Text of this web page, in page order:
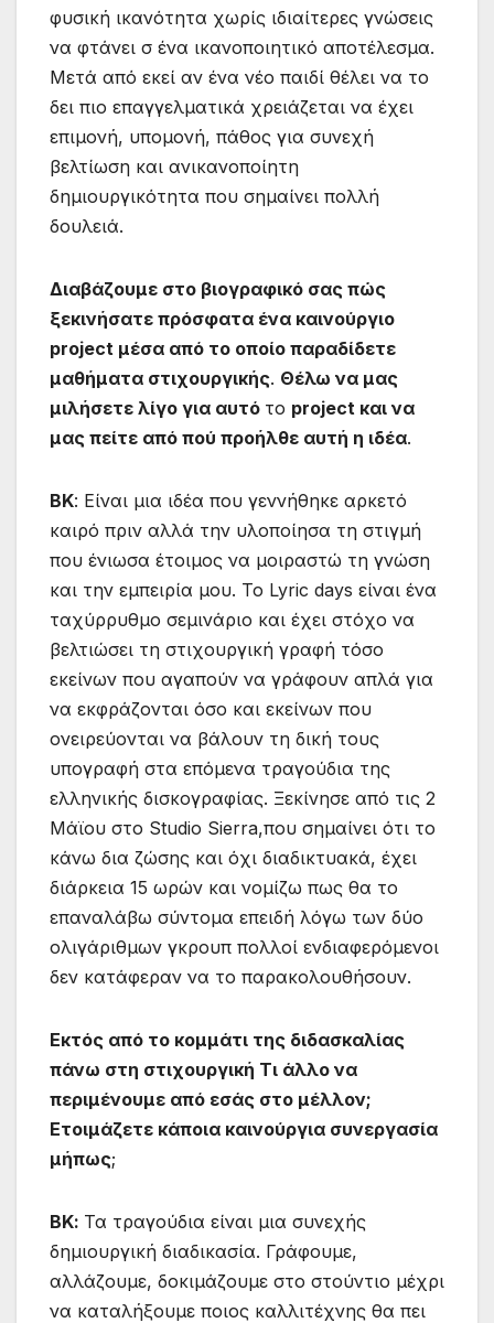
φυσική ικανότητα χωρίς ιδιαίτερες γνώσεις
να φτάνει σ ένα ικανοποιητικό αποτέλεσμα.
Μετά από εκεί αν ένα νέο παιδί θέλει να το
δει πιο επαγγελματικά χρειάζεται να έχει
επιμονή, υπομονή, πάθος για συνεχή
βελτίωση και ανικανοποίητη
δημιουργικότητα που σημαίνει πολλή
δουλειά.
Διαβάζουμε στο βιογραφικό σας πώς
ξεκινήσατε πρόσφατα ένα καινούργιο
project μέσα από το οποίο παραδίδετε
μαθήματα στιχουργικής. Θέλω να μας
μιλήσετε λίγο για αυτό το project και να
μας πείτε από πού προήλθε αυτή η ιδέα.
ΒΚ: Είναι μια ιδέα που γεννήθηκε αρκετό
καιρό πριν αλλά την υλοποίησα τη στιγμή
που ένιωσα έτοιμος να μοιραστώ τη γνώση
και την εμπειρία μου. Το Lyric days είναι ένα
ταχύρρυθμο σεμινάριο και έχει στόχο να
βελτιώσει τη στιχουργική γραφή τόσο
εκείνων που αγαπούν να γράφουν απλά για
να εκφράζονται όσο και εκείνων που
ονειρεύονται να βάλουν τη δική τους
υπογραφή στα επόμενα τραγούδια της
ελληνικής δισκογραφίας. Ξεκίνησε από τις 2
Μάϊου στο Studio Sierra,που σημαίνει ότι το
κάνω δια ζώσης και όχι διαδικτυακά, έχει
διάρκεια 15 ωρών και νομίζω πως θα το
επαναλάβω σύντομα επειδή λόγω των δύο
ολιγάριθμων γκρουπ πολλοί ενδιαφερόμενοι
δεν κατάφεραν να το παρακολουθήσουν.
Εκτός από το κομμάτι της διδασκαλίας
πάνω στη στιχουργική Τι άλλο να
περιμένουμε από εσάς στο μέλλον;
Ετοιμάζετε κάποια καινούργια συνεργασία
μήπως;
ΒΚ: Τα τραγούδια είναι μια συνεχής
δημιουργική διαδικασία. Γράφουμε,
αλλάζουμε, δοκιμάζουμε στο στούντιο μέχρι
να καταλήξουμε ποιος καλλιτέχνης θα πει